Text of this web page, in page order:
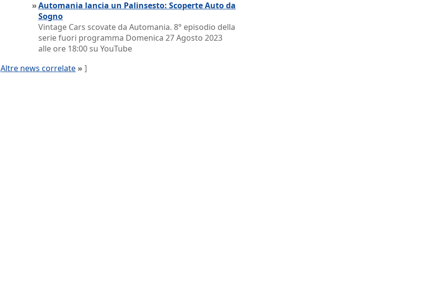
»Automania lancia un Palinsesto: Scoperte Auto da
Sogno
Vintage Cars scovate da Automania. 8° episodio della
serie fuori programma Domenica 27 Agosto 2023
alle ore 18:00 su YouTube
Altre news correlate » ]